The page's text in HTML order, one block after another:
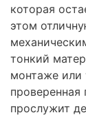
которая
этом
тонкий
монтаже или
проверенная
прослужит